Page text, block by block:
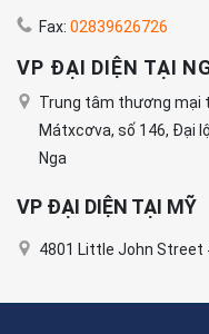
Fax: 02839626726
VP ĐẠI DIỆN TẠI
Trung tâm thương mại
Mátxcơva, số 146, Đại
Nga
VP ĐẠI DIỆN TẠI MỸ
4801 Little John Street